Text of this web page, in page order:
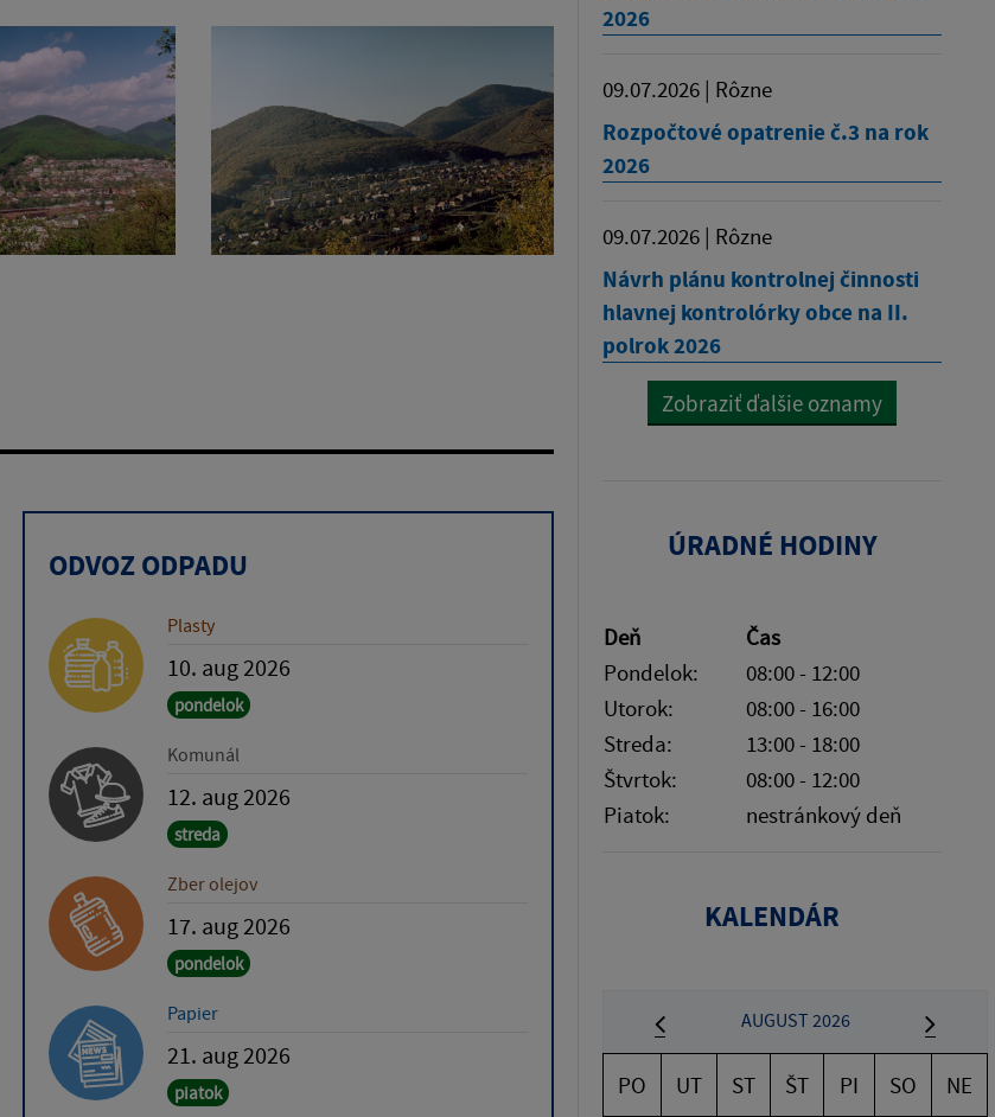
ODVOZ ODPADU
Plasty
10. aug 2026
pondelok
Komunál
12. aug 2026
streda
Zber olejov
17. aug 2026
pondelok
Papier
21. aug 2026
piatok
2026
09.07.2026 | Rôzne
Rozpočtové opatrenie č.3 na rok
2026
09.07.2026 | Rôzne
Návrh plánu kontrolnej činnosti
hlavnej kontrolórky obce na II.
polrok 2026
Zobraziť ďalšie oznamy
ÚRADNÉ HODINY
Deň
Čas
Pondelok:
08:00 - 12:00
Utorok:
08:00 - 16:00
Streda:
13:00 - 18:00
Štvrtok:
08:00 - 12:00
Piatok:
nestránkový deň
KALENDÁR
AUGUST 2026
PO UT ST ŠT PI SO NE